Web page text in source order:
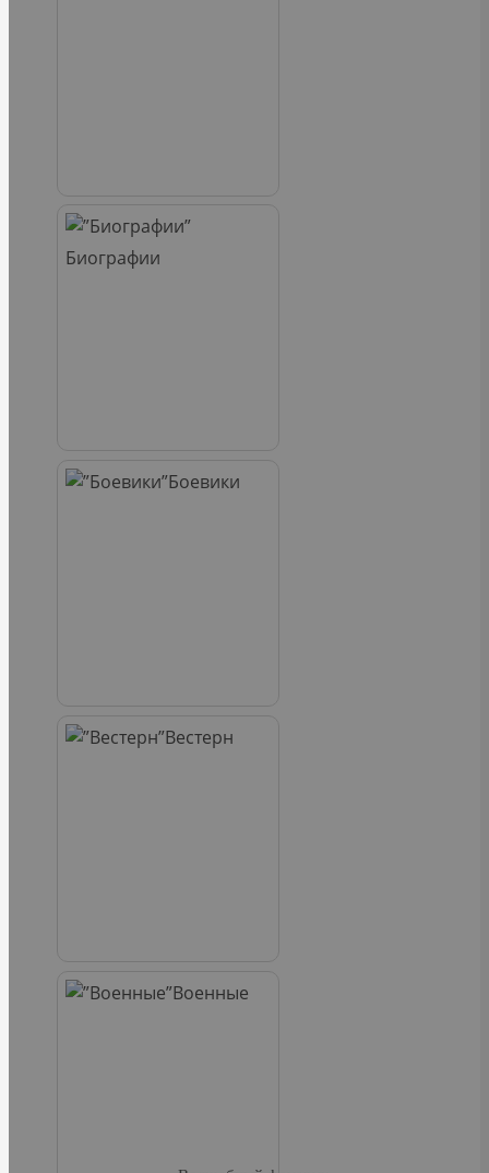
Биографии
Боевики
Вестерн
Военные